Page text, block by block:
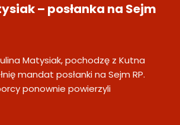
– posłanka na Sejm
Matysiak, pochodzę z Kutna
mandat posłanki na Sejm RP.
ponownie powierzyli